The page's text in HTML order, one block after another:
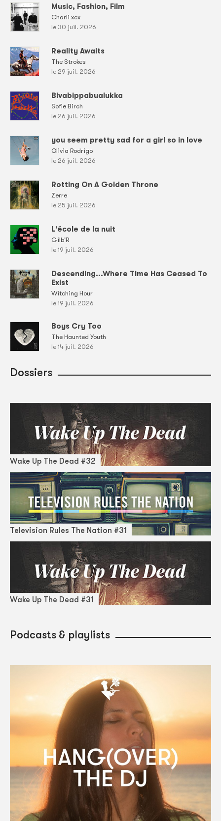
Music, Fashion, Film
Charli xcx
le 30 juil. 2026
Reality Awaits
The Strokes
le 29 juil. 2026
Bivabippabualukka
Sofie Birch
le 26 juil. 2026
you seem pretty sad for a girl so in love
Olivia Rodrigo
le 26 juil. 2026
Rotting On A Golden Throne
Zerre
le 25 juil. 2026
L'école de la nuit
Gilb'R
le 19 juil. 2026
Descending...Where Time Has Ceased To
Exist
Witching Hour
le 19 juil. 2026
Boys Cry Too
The Haunted Youth
le 14 juil. 2026
Dossiers
Wake Up The Dead #32
Television Rules The Nation #31
Wake Up The Dead #31
Podcasts & playlists